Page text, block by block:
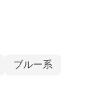
ブルー系